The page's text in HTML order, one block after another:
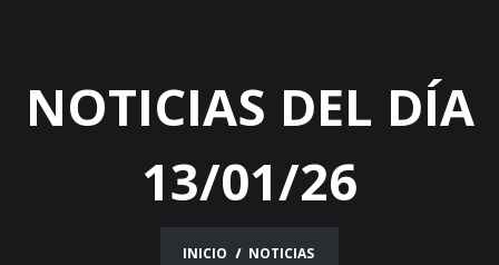
NOTICIAS DEL DÍA
13/01/26
INICIO NOTICIAS